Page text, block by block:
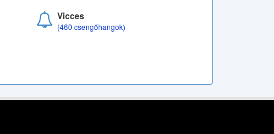
Vicces
(460 csengőhangok)